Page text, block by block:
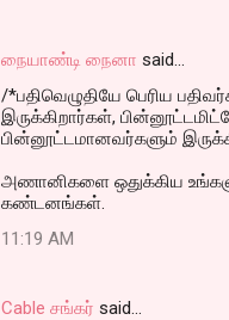
நையாண்டி நைனா said…
/*பதிவெழுதியே பெரிய
இருக்கிறார்கள்,
பின்னூட்டமானவர்களும்
அணானிகளை ஒதுக்கிய
கண்டனங்கள்.
11:19 AM
Cable சங்கர் said…